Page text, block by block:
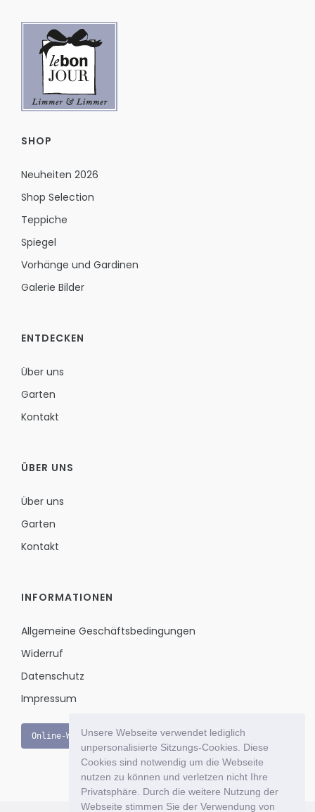
Unsere Webseite verwendet lediglich
unpersonalisierte Sitzungs-Cookies. Diese
Cookies sind notwendig um die Webseite
nutzen zu können und verletzen nicht Ihre
Privatsphäre. Durch die weitere Nutzung der
Webseite stimmen Sie der Verwendung von
SHOP
Neuheiten 2026
Shop Selection
Teppiche
Spiegel
Vorhänge und Gardinen
Galerie Bilder
ENTDECKEN
Über uns
Garten
Kontakt
ÜBER UNS
Über uns
Garten
Kontakt
INFORMATIONEN
Allgemeine Geschäftsbedingungen
Widerruf
Datenschutz
Impressum
Online-Widerruf